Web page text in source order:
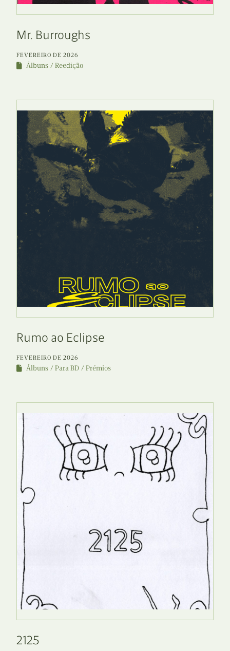
Mr. Burroughs
FEVEREIRO DE 2026
Álbuns Reedição
Rumo ao Eclipse
FEVEREIRO DE 2026
Álbuns Para BD Prémios
2125